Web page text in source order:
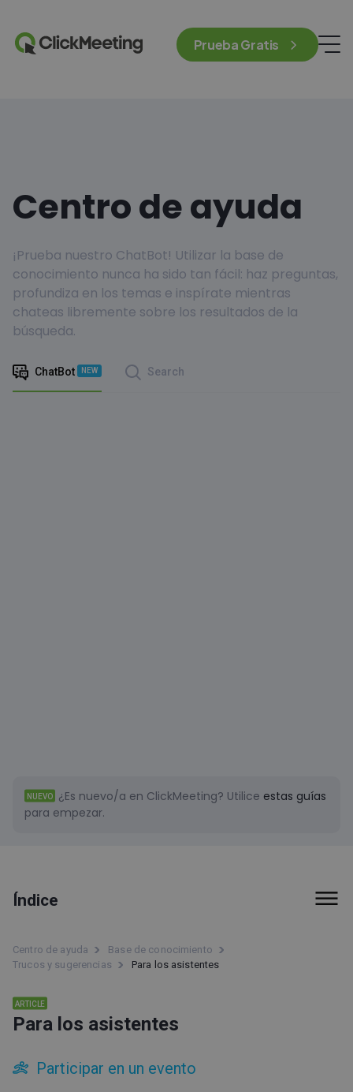
Prueba Gratis
Centro de ayuda
¡Prueba nuestro ChatBot! Utilizar la base de
conocimiento nunca ha sido tan fácil: haz preguntas,
profundiza en los temas e inspírate mientras
chateas libremente sobre los resultados de la
búsqueda.
ChatBot NEW Search
NUEVO ¿Es nuevo/a en ClickMeeting? Utilice estas guías
para empezar.
Índice
Primeros pasos
Facturación y pagos
Herramientas
Sala del evento
Centro de ayuda
Base de conocimiento
Trucos y sugerencias
Para los asistentes
ARTICLE
Para los asistentes
Participar en un evento